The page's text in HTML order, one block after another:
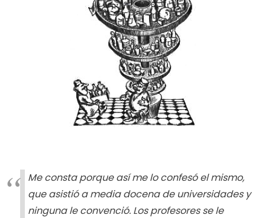
Me consta porque así me lo confesó el mismo,
que asistió a media docena de universidades y
ninguna le convenció. Los profesores se le